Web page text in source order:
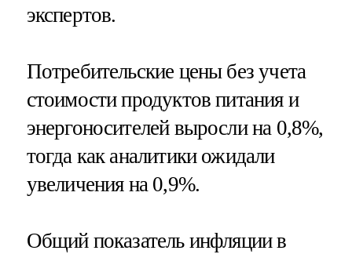
экспертов.
Потребительские цены без учета
стоимости продуктов питания и
энергоносителей выросли на 0,8%,
тогда как аналитики ожидали
увеличения на 0,9%.
Общий показатель инфляции в